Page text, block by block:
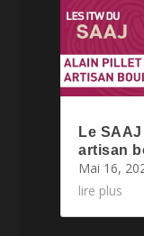
Le
artisan
Mai 16,
lire plus